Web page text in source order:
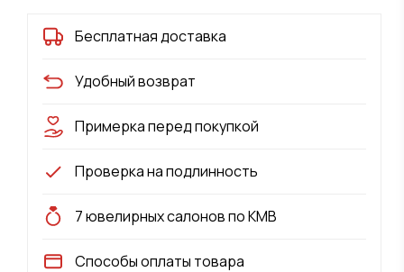
Бесплатная доставка
Удобный возврат
Примерка перед покупкой
Проверка на подлинность
7 ювелирных салонов по КМВ
Способы оплаты товара